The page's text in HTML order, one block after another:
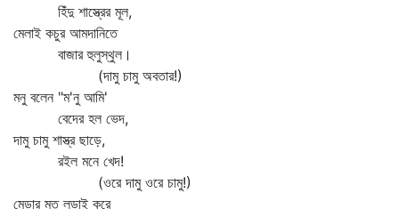
হিঁদু শাস্ত্রের মূল,
মেলাই কচুর আমদানিতে
বাজার হুলুস্থুল।
(দামু চামু অবতার!)
মনু বলেন "ম'নু আমি'
বেদের হল ভেদ,
দামু চামু শাস্ত্র ছাড়ে,
রইল মনে খেদ!
(ওরে দামু ওরে চামু!)
মেড়ার মত লড়াই করে